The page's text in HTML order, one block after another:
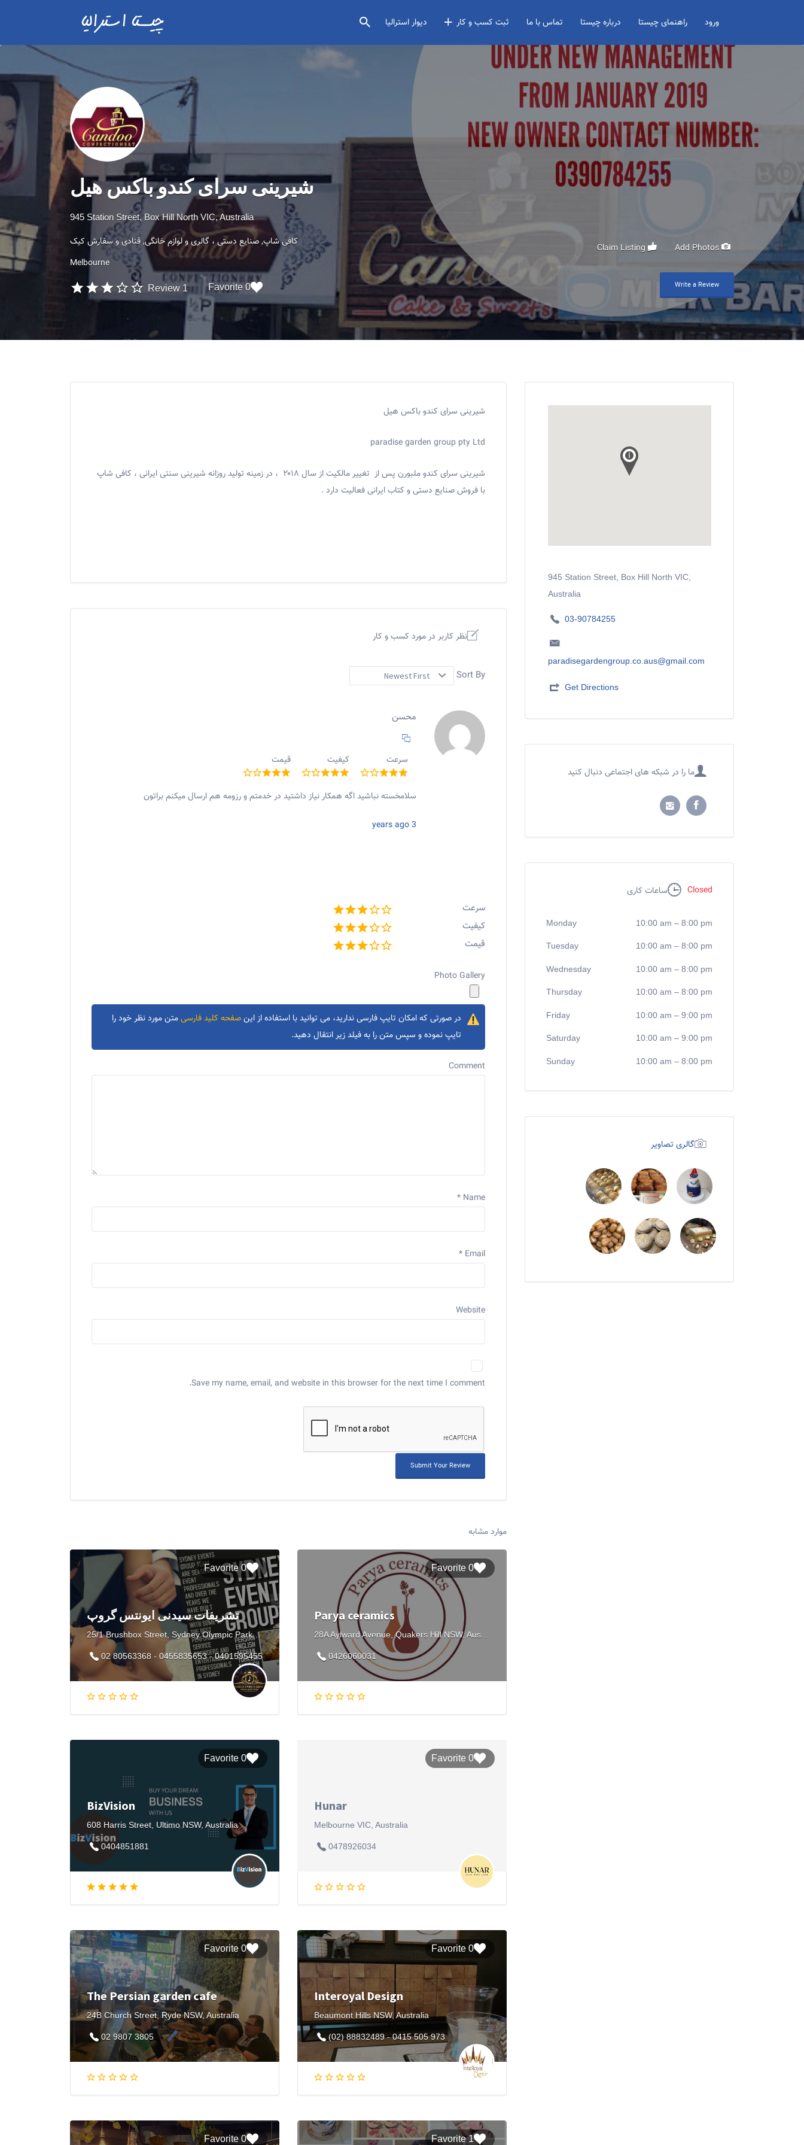
دیوار استرالیا ثبت کسب و کار تماس با ما درباره چیستا راهنمای چیستا ورود
شیرینی سرای کندو باکس هیل
945 Station Street, Box Hill North VIC, Australia
کافی شاپ صنایع دستی ، گالری و لوازم خانگی قنادی و سفارش کیک
Melbourne
1 Review 0 Favorite Write a Review
945 Station Street, Box Hill North VIC,
Australia
03-90784255
paradisegardengroup.co.aus@gmail.com
Get Directions
ما را در شبکه های اجتماعی دنبال کنید
ساعات کاری Closed
Monday 10:00 am – 8:00 pm
Tuesday 10:00 am – 8:00 pm
Wednesday 10:00 am – 8:00 pm
Thursday 10:00 am – 8:00 pm
Friday 10:00 am – 9:00 pm
Saturday 10:00 am – 9:00 pm
Sunday 10:00 am – 8:00 pm
گالری تصاویر
شیرینی سرای کندو باکس هیل
paradise garden group pty Ltd
شیرینی سرای کندو ملبورن پس از تغییر مالکیت از سال ۲۰۱۸ ، در زمینه تولید روزانه شیرینی سنتی ایرانی ، کافی شاپ
با فروش صنایع دستی و کتاب ایرانی فعالیت دارد .
نظر کاربر در مورد کسب و کار
Sort By
محسن
سرعت کیفیت قیمت
سلامخسته نباشید اگه همکار نیاز داشتید در خدمتم و رزومه هم ارسال میکنم براتون
3 years ago
سرعت
کیفیت
قیمت
Photo Gallery
در صورتی که امکان تایپ فارسی ندارید، می توانید با استفاده از اینصفحه کلید فارسیمتن مورد نظر خود را
تایپ نموده و سپس متن را به فیلد زیر انتقال دهید.
Comment
Name
*
Email
*
Website
Save my name, email, and website in this browser for the next time I comment.
موارد مشابه
0 Favorite
تشریفات سیدنی ایونتس گروپ
25/1 Brushbox Street, Sydney Olympic Park NSW, Australia
02 80563368 - 0455835653 - 0401595455
0 Favorite
Parya ceramics
0426060031
0 Favorite
BizVision
608 Harris Street, Ultimo NSW, Australia
0404851881
0 Favorite
Hunar
Melbourne VIC, Australia
0478926034
0 Favorite
The Persian garden cafe
24B Church Street, Ryde NSW, Australia
02 9807 3805
0 Favorite
Interoyal Design
Beaumont Hills NSW, Australia
(02) 88832489 - 0415 505 973
0 Favorite 1 Favorite